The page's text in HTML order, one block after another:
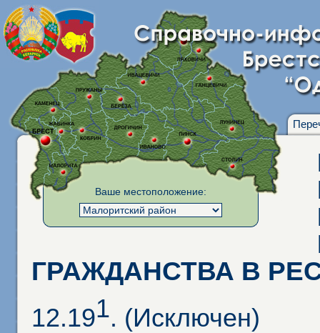
Ваше местоположение:
ГРАЖДАНСТВА В
12.191. (Исключен)